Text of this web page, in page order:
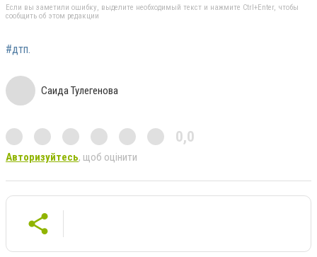
Если вы заметили ошибку, выделите необходимый текст и нажмите Ctrl+Enter, чтобы
сообщить об этом редакции
#дтп.
Саида Тулегенова
0,0
Авторизуйтесь, щоб оцінити